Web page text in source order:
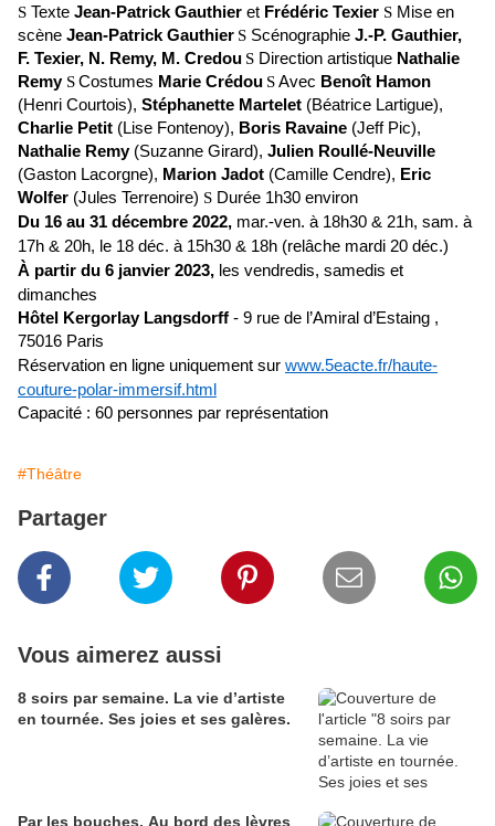
S Texte Jean-Patrick Gauthier et Frédéric Texier S Mise en
scène Jean-Patrick Gauthier S Scénographie J.-P. Gauthier,
F. Texier, N. Remy, M. Credou S Direction artistique Nathalie
Remy SCostumes Marie Crédou SAvec Benoît Hamon
(Henri Courtois), Stéphanette Martelet (Béatrice Lartigue),
Charlie Petit (Lise Fontenoy), Boris Ravaine (Jeff Pic),
Nathalie Remy (Suzanne Girard), Julien Roullé-Neuville
(Gaston Lacorgne), Marion Jadot (Camille Cendre), Eric
Wolfer (Jules Terrenoire) S Durée 1h30 environ
Du 16 au 31 décembre 2022, mar.-ven. à 18h30 & 21h, sam. à
17h & 20h, le 18 déc. à 15h30 & 18h (relâche mardi 20 déc.)
À partir du 6 janvier 2023, les vendredis, samedis et
dimanches
Hôtel Kergorlay Langsdorff - 9 rue de l’Amiral d’Estaing ,
75016 Paris
Réservation en ligne uniquement sur www.5eacte.fr/haute-
couture-polar-immersif.html
Capacité : 60 personnes par représentation
#Théâtre
Partager
Vous aimerez aussi
8 soirs par semaine. La vie d’artiste
en tournée. Ses joies et ses galères.
Par les bouches. Au bord des lèvres